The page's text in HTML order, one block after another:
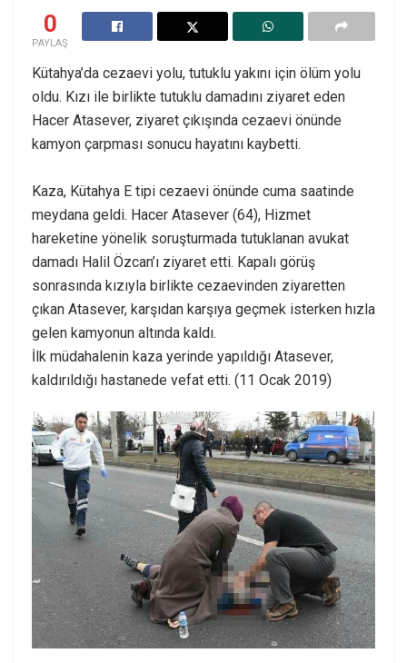
0
PAYLAŞ
Kütahya’da cezaevi yolu, tutuklu yakını için ölüm yolu
oldu. Kızı ile birlikte tutuklu damadını ziyaret eden
Hacer Atasever, ziyaret çıkışında cezaevi önünde
kamyon çarpması sonucu hayatını kaybetti.
Kaza, Kütahya E tipi cezaevi önünde cuma saatinde
meydana geldi. Hacer Atasever (64), Hizmet
hareketine yönelik soruşturmada tutuklanan avukat
damadı Halil Özcan’ı ziyaret etti. Kapalı görüş
sonrasında kızıyla birlikte cezaevinden ziyaretten
çıkan Atasever, karşıdan karşıya geçmek isterken hızla
gelen kamyonun altında kaldı.
İlk müdahalenin kaza yerinde yapıldığı Atasever,
kaldırıldığı hastanede vefat etti. (11 Ocak 2019)